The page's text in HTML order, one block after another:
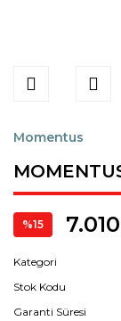
Momentus
%15
Kategori
Stok Kodu
Garanti Süresi